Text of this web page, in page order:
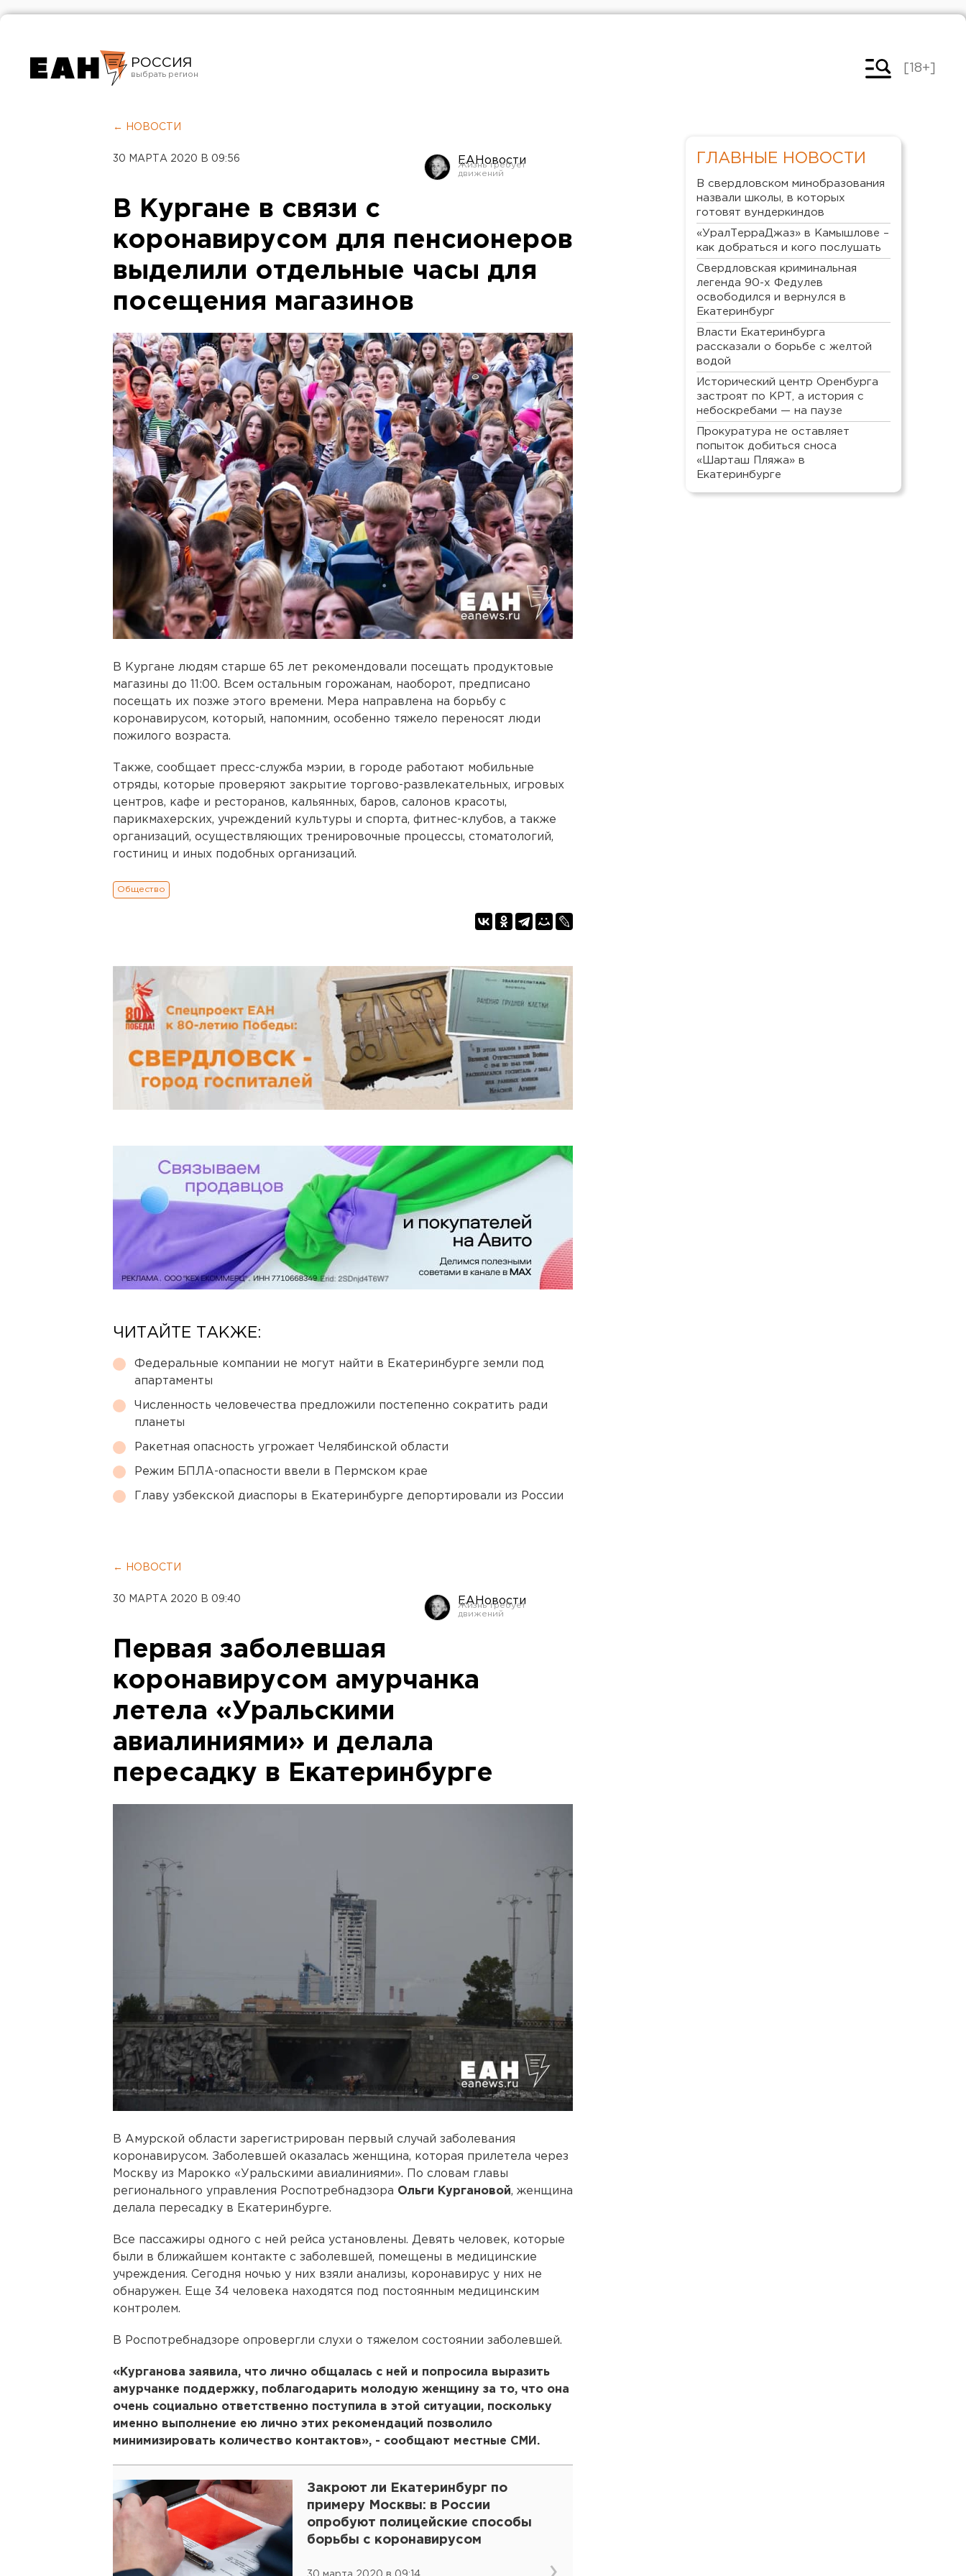
РОССИЯ
Челябинск
[18+]
← НОВОСТИ
30 МАРТА 2020 В 09:56 ЕАНовости
В Кургане в связи с
коронавирусом для пенсионеров
выделили отдельные часы для
посещения магазинов
В Кургане людям старше 65 лет рекомендовали посещать продуктовые
магазины до 11:00. Всем остальным горожанам, наоборот, предписано
посещать их позже этого времени. Мера направлена на борьбу с
коронавирусом, который, напомним, особенно тяжело переносят люди
пожилого возраста.
Также, сообщает пресс-служба мэрии, в городе работают мобильные
отряды, которые проверяют закрытие торгово-развлекательных, игровых
центров, кафе и ресторанов, кальянных, баров, салонов красоты,
парикмахерских, учреждений культуры и спорта, фитнес-клубов, а также
организаций, осуществляющих тренировочные процессы, стоматологий,
гостиниц и иных подобных организаций.
Общество
ЧИТАЙТЕ ТАКЖЕ:
Федеральные компании не могут найти в Екатеринбурге земли под
апартаменты
Численность человечества предложили постепенно сократить ради
планеты
Ракетная опасность угрожает Челябинской области
Режим БПЛА-опасности ввели в Пермском крае
Главу узбекской диаспоры в Екатеринбурге депортировали из России
← НОВОСТИ
30 МАРТА 2020 В 09:40 ЕАНовости
Первая заболевшая
коронавирусом амурчанка
летела «Уральскими
авиалиниями» и делала
пересадку в Екатеринбурге
В Амурской области зарегистрирован первый случай заболевания
коронавирусом. Заболевшей оказалась женщина, которая прилетела через
Москву из Марокко «Уральскими авиалиниями». По словам главы
регионального управления Роспотребнадзора Ольги Кургановой, женщина
делала пересадку в Екатеринбурге.
Все пассажиры одного с ней рейса установлены. Девять человек, которые
были в ближайшем контакте с заболевшей, помещены в медицинские
учреждения. Сегодня ночью у них взяли анализы, коронавирус у них не
обнаружен. Еще 34 человека находятся под постоянным медицинским
контролем.
В Роспотребнадзоре опровергли слухи о тяжелом состоянии заболевшей.
«Курганова заявила, что лично общалась с ней и попросила выразить
амурчанке поддержку, поблагодарить молодую женщину за то, что она
очень социально ответственно поступила в этой ситуации, поскольку
именно выполнение ею лично этих рекомендаций позволило
минимизировать количество контактов», - сообщают местные СМИ.
Закроют ли Екатеринбург по
примеру Москвы: в России
опробуют полицейские способы
борьбы с коронавирусом
ГЛАВНЫЕ НОВОСТИ
В свердловском минобразования
назвали школы, в которых
готовят вундеркиндов
«УралТерраДжаз» в Камышлове –
как добраться и кого послушать
Свердловская криминальная
легенда 90-х Федулев
освободился и вернулся в
Екатеринбург
Власти Екатеринбурга
рассказали о борьбе с желтой
водой
Исторический центр Оренбурга
застроят по КРТ, а история с
небоскребами — на паузе
Прокуратура не оставляет
попыток добиться сноса
«Шарташ Пляжа» в
Екатеринбурге